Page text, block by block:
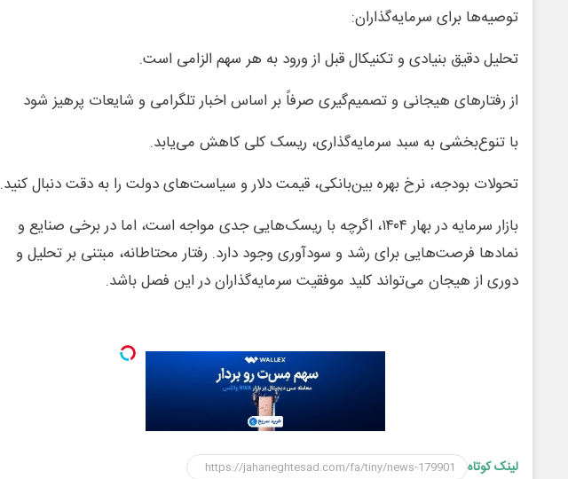
توصیه‌ها برای سرمایه‌گذاران:
تحلیل دقیق بنیادی و تکنیکال قبل از ورود به هر سهم الزامی است.
از رفتارهای هیجانی و تصمیم‌گیری صرفاً بر اساس اخبار تلگرامی و شایعات پرهیز شود
با تنوع‌بخشی به سبد سرمایه‌گذاری، ریسک کلی کاهش می‌یابد.
تحولات بودجه، نرخ بهره بین‌بانکی، قیمت دلار و سیاست‌های دولت را به دقت دنبال کنید.
بازار سرمایه در بهار ۱۴۰۴، اگرچه با ریسک‌هایی جدی مواجه است، اما در برخی صنایع و
نمادها فرصت‌هایی برای رشد و سودآوری وجود دارد. رفتار محتاطانه، مبتنی بر تحلیل و
دوری از هیجان می‌تواند کلید موفقیت سرمایه‌گذاران در این فصل باشد.
لینک کوتاه